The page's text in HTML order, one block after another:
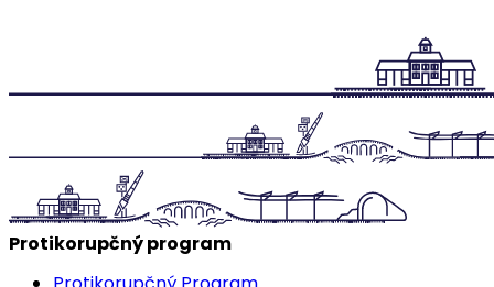
Protikorupčný program